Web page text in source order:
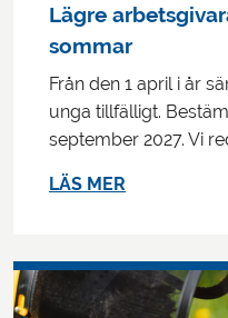
Lägre
sommar
Från den 1 april i år
unga tillfälligt.
september 2027. Vi
LÄS MER